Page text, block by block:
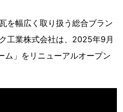
を幅広く取り扱う総合ブラン
工業株式会社は、2025年9月
ム」をリニューアルオープン